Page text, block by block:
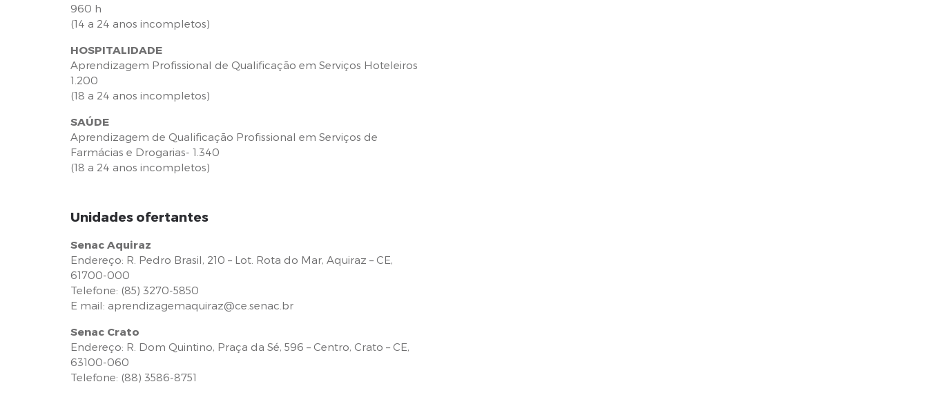
960 h
(14 a 24 anos incompletos)
HOSPITALIDADE
Aprendizagem Profissional de Qualificação em Serviços Hoteleiros
1.200
(18 a 24 anos incompletos)
SAÚDE
Aprendizagem de Qualificação Profissional em Serviços de
Farmácias e Drogarias- 1.340
(18 a 24 anos incompletos)
Unidades ofertantes
Senac Aquiraz
Endereço: R. Pedro Brasil, 210 – Lot. Rota do Mar, Aquiraz – CE,
61700-000
Telefone: (85) 3270-5850
E mail: aprendizagemaquiraz@ce.senac.br
Senac Crato
Endereço: R. Dom Quintino, Praça da Sé, 596 – Centro, Crato – CE,
63100-060
Telefone: (88) 3586-8751